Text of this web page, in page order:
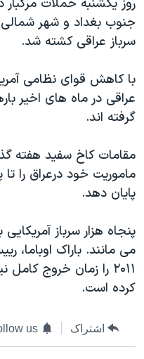
سفر پرزیدنت ترامپ به چین
جنوب بغداد و شهر
سرباز عراقی کشته شد.
با کاهش قوای نظامی
عراقی در ماه های اخیر
گرفته اند.
مقامات کاخ سفید هفته
ماموریت خود درعراق را
پایان دهد.
پنجاه هزار سرباز
می مانند. باراک اوباما،
۲۰۱۱ را زمان خروج
کرده است.
اشتراک us